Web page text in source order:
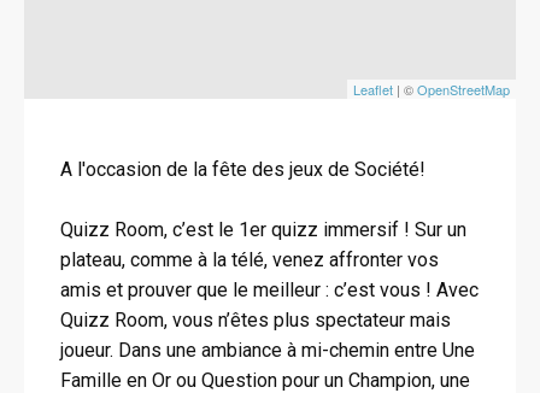
Leaflet | ©OpenStreetMap
A l'occasion de la fête des jeux de Société!
Quizz Room, c’est le 1er quizz immersif ! Sur un
plateau, comme à la télé, venez affronter vos
amis et prouver que le meilleur : c’est vous ! Avec
Quizz Room, vous n’êtes plus spectateur mais
joueur. Dans une ambiance à mi-chemin entre Une
Famille en Or ou Question pour un Champion, une